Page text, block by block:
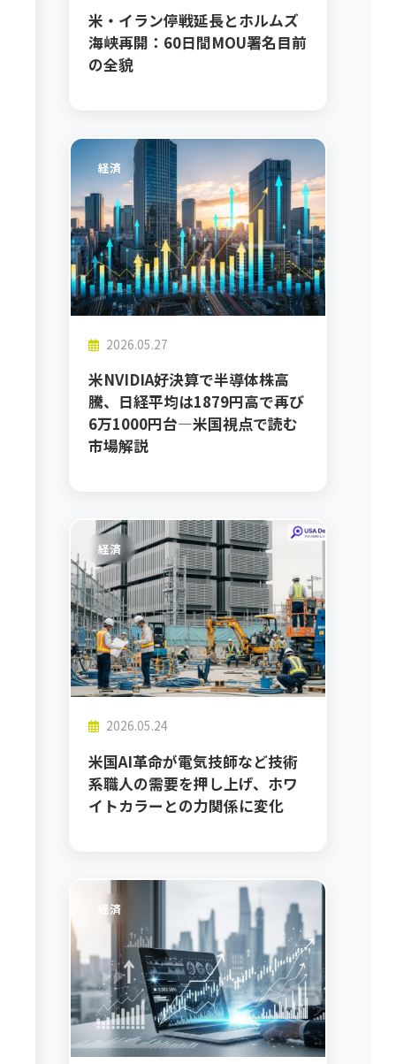
米・イラン停戦延長とホルムズ
海峡再開：60日間MOU署名目前
の全貌
経済
2026.05.27
米NVIDIA好決算で半導体株高
騰、日経平均は1879円高で再び
6万1000円台—米国視点で読む
市場解説
経済
2026.05.24
米国AI革命が電気技師など技術
系職人の需要を押し上げ、ホワ
イトカラーとの力関係に変化
経済